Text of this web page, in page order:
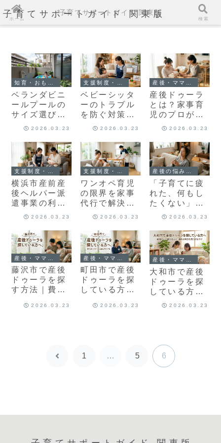
子育てサポートガイド 関東版
ベランダビニ
ールプールの
サイズ選びと
注意点！失敗
コツ
2026.03.23
ベビーシッタ
ーのトラブル
を防ぐ対策ガ
イド｜事例別
全な選び方
2026.03.23
産後ドゥーラ
とは？家事育
児のプロが母
親を支えるメ
料金・選び方
を徹底解説
2026.03.23
横浜市産前産
後ヘルパー派
遣事業の利用
ガイド｜料金
申請方法を解
説
2026.03.23
ワンオペ育児
の限界を家事
代行で解決｜
心の余裕を取
2026.03.23
「子育てに疲
れた、何もし
たくない」あ
なたにすぐ試
消法
2026.03.23
藤沢市で産後
ドゥーラを探
す方法｜費用
解説 2026.03.23
町田市で産後
ドゥーラを探
している方へ
ったサポート
2026.03.23
大和市で産後
ドゥーラを探
している方へ
｜今すぐ頼れ
2026.03.23
前
1 … 5 6
ホーム
子育てサポートガイド 関東版
検索